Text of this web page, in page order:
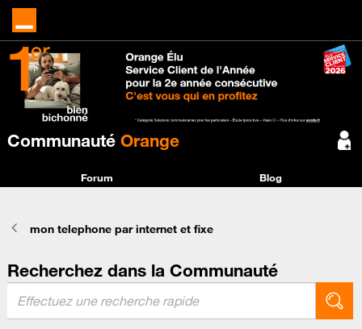
Communauté Orange
Forum Blog
mon telephone par internet et fixe
Recherchez dans la Communauté